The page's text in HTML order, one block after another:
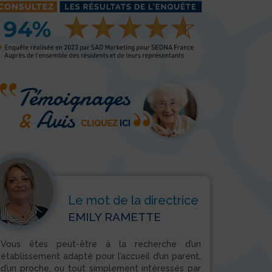
Le mot de la directrice
EMILY RAMETTE
Vous êtes peut-être à la recherche d’un
établissement adapté pour l’accueil d’un parent,
d’un proche, ou tout simplement intéressés par